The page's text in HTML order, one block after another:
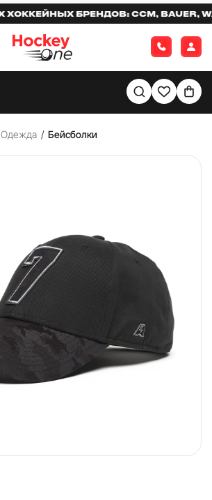
БРЕНДОВ: CCM, BAUER,
Одежда / Бейсболки